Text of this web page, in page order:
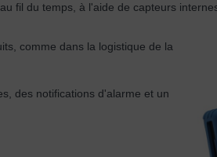
fil du temps, à l'aide de capteurs
comme dans la logistique de la
des notifications d'alarme et un